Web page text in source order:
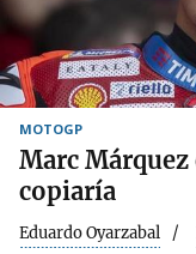
MOTOGP
Marc
copiaría
Eduardo Oyarzabal